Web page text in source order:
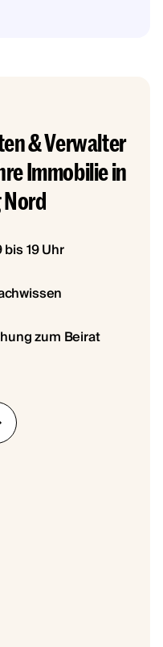
& Verwalter
Immobilie in
19 Uhr
zum Beirat